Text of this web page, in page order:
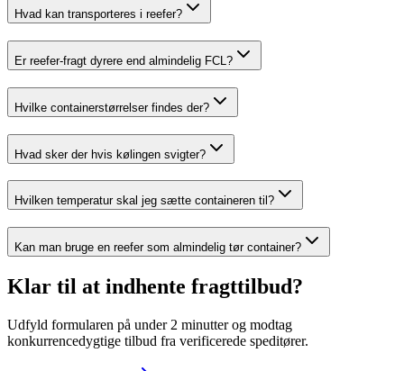
Hvad kan transporteres i reefer?
Er reefer-fragt dyrere end almindelig FCL?
Hvilke containerstørrelser findes der?
Hvad sker der hvis kølingen svigter?
Hvilken temperatur skal jeg sætte containeren til?
Kan man bruge en reefer som almindelig tør container?
Klar til at indhente fragttilbud?
Udfyld formularen på under 2 minutter og modtag
konkurrencedygtige tilbud fra verificerede speditører.